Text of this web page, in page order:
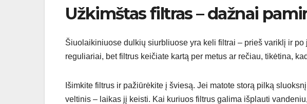
Užkimštas filtras – dažnai
Šiuolaikiniuose dulkių siurbliuose yra keli filtrai – prieš variklį ir
reguliariai, bet filtrus keičiate kartą per metus ar rečiau, tikėtina,
Išimkite filtrus ir pažiūrėkite į šviesą. Jei matote storą pilką
veltinis – laikas jį keisti. Kai kuriuos filtrus galima išplauti